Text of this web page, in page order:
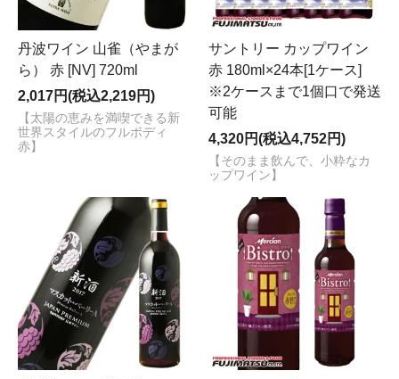
丹波ワイン 山雀（やまが
ら） 赤 [NV] 720ml
2,017円(税込2,219円)
【太陽の恵みを満喫できる新
世界スタイルのフルボディ
赤】
サントリー カップワイン
赤 180ml×24本[1ケース]
※2ケースまで1個口で発送
可能
4,320円(税込4,752円)
【そのまま飲んで、小粋なカ
ップワイン】